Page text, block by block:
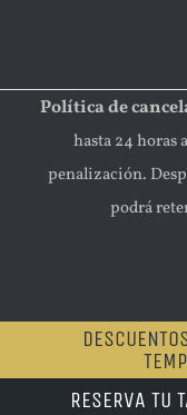
Política de
hasta 24 horas
penalización.
podrá
RESERVA TU